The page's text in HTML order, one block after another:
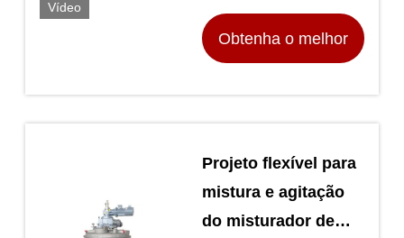
Vídeo
Obtenha o melhor
Projeto flexível para
mistura e agitação
do misturador de